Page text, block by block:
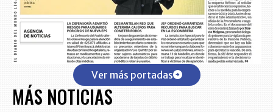
Ver más portadas
MÁS NOTICIAS